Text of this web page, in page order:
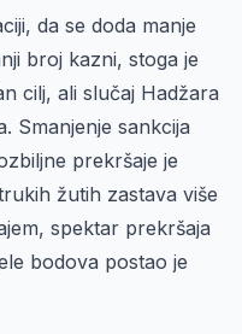
da se doda manje
broj kazni, stoga je
cilj, ali slučaj Hadžara
Smanjenje sankcija
prekršaje je
žutih zastava više
spektar prekršaja
bodova postao je